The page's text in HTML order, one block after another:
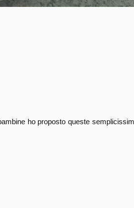
ho proposto queste